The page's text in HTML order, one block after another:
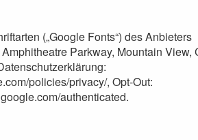
(„Google Fonts“) des Anbieters
Parkway, Mountain View,
policies/privacy/, Opt-Out:
authenticated.